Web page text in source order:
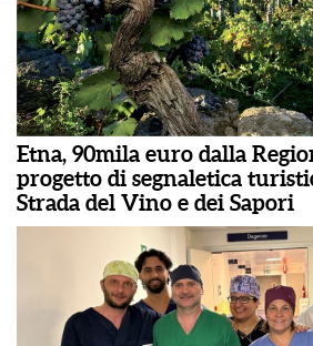
Etna, 90mila euro dalla
progetto di segnaletica
Strada del Vino e dei Sapori